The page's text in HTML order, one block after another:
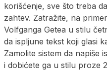
korišćenje, sve što treba
zahtev. Zatražite, na
Volfganga Getea u stilu
da ispljune tekst koji glasi
Zamolite sistem da napiše
i dobićete ga u stilu proze